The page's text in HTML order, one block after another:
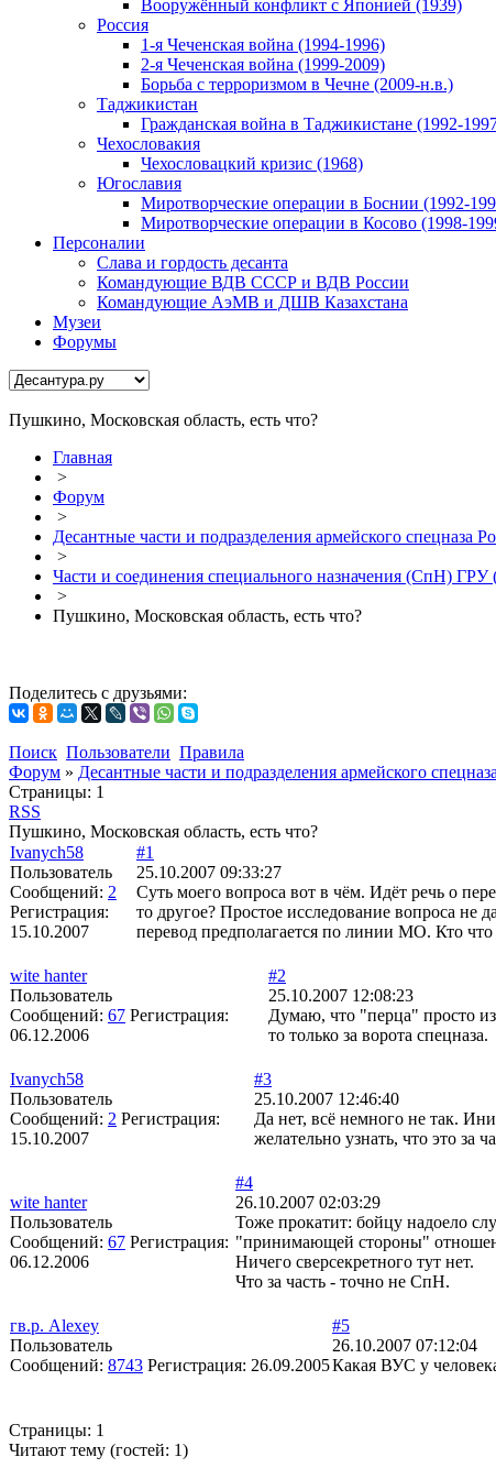
Вооружённый конфликт с Японией (1939)
Россия
1-я Чеченская война (1994-1996)
2-я Чеченская война (1999-2009)
Борьба с терроризмом в Чечне (2009-н.в.)
Таджикистан
Гражданская война в Таджикистане (1992-
Чехословакия
Чехословацкий кризис (1968)
Югославия
Миротворческие операции в Боснии (1992-
Миротворческие операции в Косово (1998-
Персоналии
Слава и гордость десанта
Командующие ВДВ СССР и ВДВ России
Командующие АэМВ и ДШВ Казахстана
Музеи
Форумы
Пушкино, Московская область, есть что?
Главная
>
Форум
>
Десантные части и подразделения армейского спецназа
>
Части и соединения специального назначения (СпН)
>
Пушкино, Московская область, есть что?
Поделитесь с друзьями:
Поиск Пользователи Правила
Форум » Десантные части и подразделения армейского
Страницы: 1
RSS
Пушкино, Московская область, есть что?
Ivanych58
Пользователь
Сообщений: 2
Регистрация:
15.10.2007
#1
25.10.2007 09:33:27
Суть моего вопроса вот в чём. Идёт речь о
то другое? Простое исследование вопроса
перевод предполагается по линии МО. Кто что
wite hanter
Пользователь
Сообщений: 67 Регистрация:
06.12.2006
#2
25.10.2007 12:08:23
Думаю, что "перца" просто
то только за ворота спецназа.
Ivanych58
Пользователь
Сообщений: 2 Регистрация:
15.10.2007
#3
25.10.2007 12:46:40
Да нет, всё немного не так.
желательно узнать, что это за
wite hanter
Пользователь
Сообщений: 67 Регистрация:
06.12.2006
#4
26.10.2007 02:03:29
Тоже прокатит: бойцу надоело
"принимающей стороны"
Ничего сверсекретного тут нет.
Что за часть - точно не СпН.
гв.р. Alexey
Пользователь
Сообщений: 8743 Регистрация: 26.09.2005
#5
26.10.2007 07:12:04
Какая ВУС у
Страницы: 1
Читают тему (гостей: 1)